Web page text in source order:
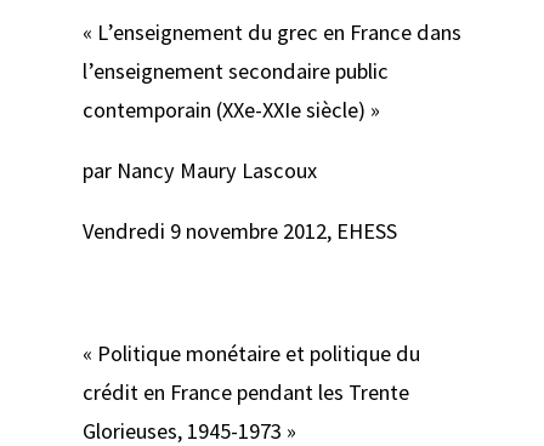
« L’enseignement du grec en France dans
l’enseignement secondaire public
contemporain (XXe-XXIe siècle) »
par Nancy Maury Lascoux
Vendredi 9 novembre 2012, EHESS
« Politique monétaire et politique du
crédit en France pendant les Trente
Glorieuses, 1945-1973 »